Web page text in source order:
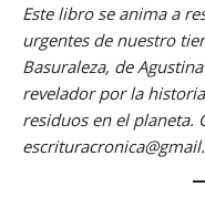
Este libro se anima a
urgentes de nuestro
Basuraleza, de
revelador por la
residuos en el planeta.